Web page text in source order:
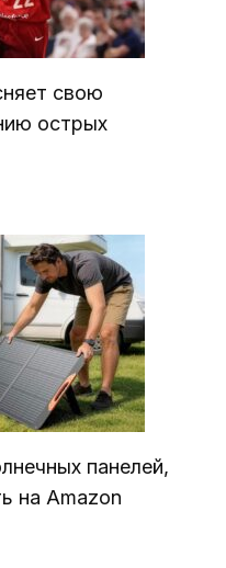
свою
острых
панелей,
на Amazon